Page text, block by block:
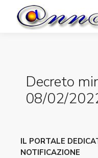
Decreto
08/02/
IL PORTALE
NOTIFICAZIONE